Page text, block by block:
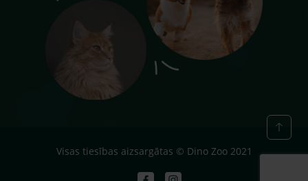
Visas tiesības aizsargātas © Dino Zoo 2021